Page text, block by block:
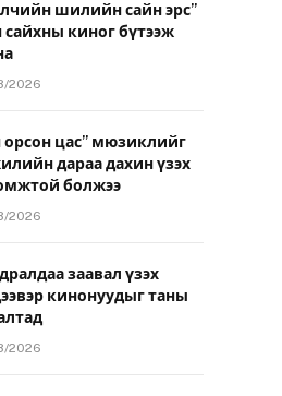
шилийн сайн эрс”
сайхны киног бүтээж
2026
орсон цас” мюзиклийг
дараа дахин үзэх
болжээ
2026
заавал үзэх
кинонуудыг таны
2026